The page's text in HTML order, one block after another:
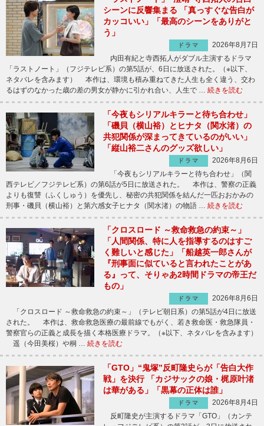
シーンに反響集まる 「真っすぐな告白が
カッコいい」「最高のシーンをありがと
う」
ドラマ
2026年8月7日
内田有紀と寺西拓人がダブル主演するドラマ
「ラストノート」（フジテレビ系）の第5話が、6日に放送された。（※以下、
ネタバレを含みます） 本作は、環境も積み重ねてきた人生も全く違う、交わ
るはずのなかった歳の差の男女が静かに引かれ合い、人生で … 続きを読む
「今夜もシリアルキラーと待ち合わせ」
「磯貝（横山裕）とヒナタ（関水渚）の
共犯関係が深まってきているのがいい」
「縦山裕二さんのグッズ欲しい」
ドラマ
2026年8月6日
「今夜もシリアルキラーと待ち合わせ」（関
西テレビ／フジテレビ系）の第6話が5日に放送された。 本作は、警察の正義
よりも復讐（ふくしゅう）を優先し、秘密の共犯関係を結んだ一匹おおかみの
刑事・磯貝（横山裕）と第六感女子ヒナタ（関水渚）の物語 … 続きを読む
「クロスロード ～救命救急の約束～」
「人間関係、特に人を指導するのはすご
く難しいと感じた」「船越英一郎さんが
『刑事面に似ていると言われたことがあ
る』って、そりゃあ2時間ドラマの帝王だ
もの」
ドラマ
2026年8月6日
「クロスロード ～救命救急の約束～」（テレビ朝日系）の第5話が4日に放送
された。 本作は、救命救急医療の最前線でもがく、若き救命医・救急隊員・
警察官らの正義と成長を描く本格医療ドラマ。（※以下、ネタバレを含みます）
遥（今田美桜）や桐 … 続きを読む
「GTO」“鬼塚”反町隆史らが「告白大作
戦」を決行 「カジサックの娘・梶原叶渚
は華がある」「黒幕の正体は誰」
ドラマ
2026年8月4日
反町隆史が主演するドラマ「GTO」（カンテ